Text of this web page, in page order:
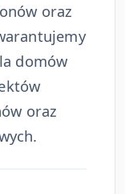
oraz
domów
oraz